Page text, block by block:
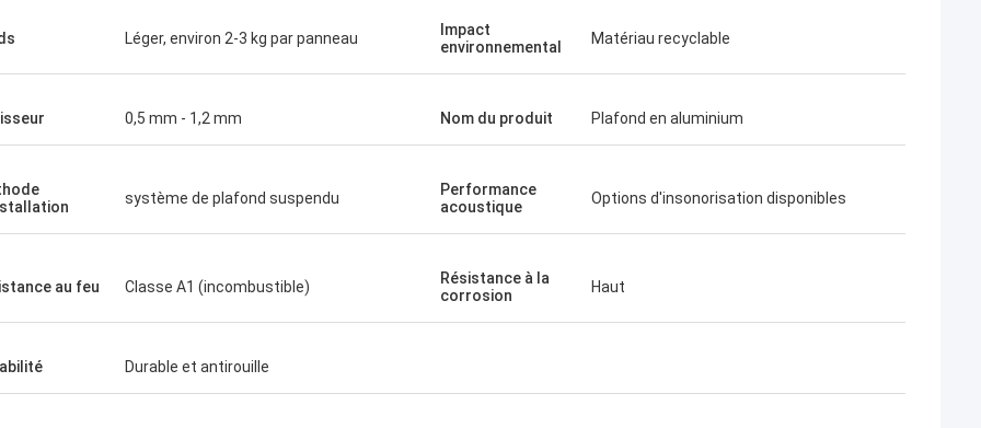
Léger, environ 2-3 kg par panneau
Impact
environnemental
Matériau recyclable
0,5 mm - 1,2 mm Nom du produit Plafond en aluminium
système de plafond suspendu
Performance
acoustique
Options d'insonorisation disponibles
au feu Classe A1 (incombustible)
Résistance à la
corrosion
Haut
Durable et antirouille